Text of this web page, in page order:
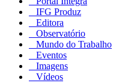
IFG Produz
Editora
Observatório
Mundo do Trabalho
Eventos
Imagens
Vídeos